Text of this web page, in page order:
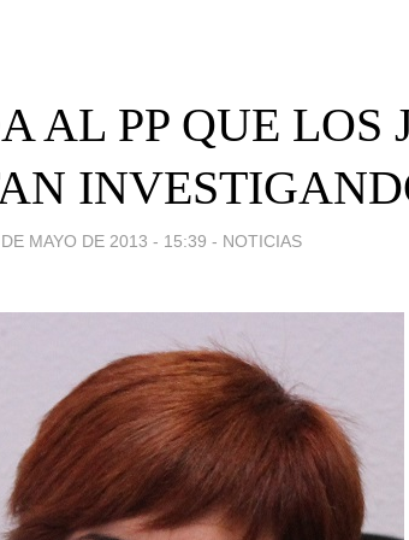
AL PP QUE LOS
MAYO DE 2013 - 15:39 - NOTICIAS